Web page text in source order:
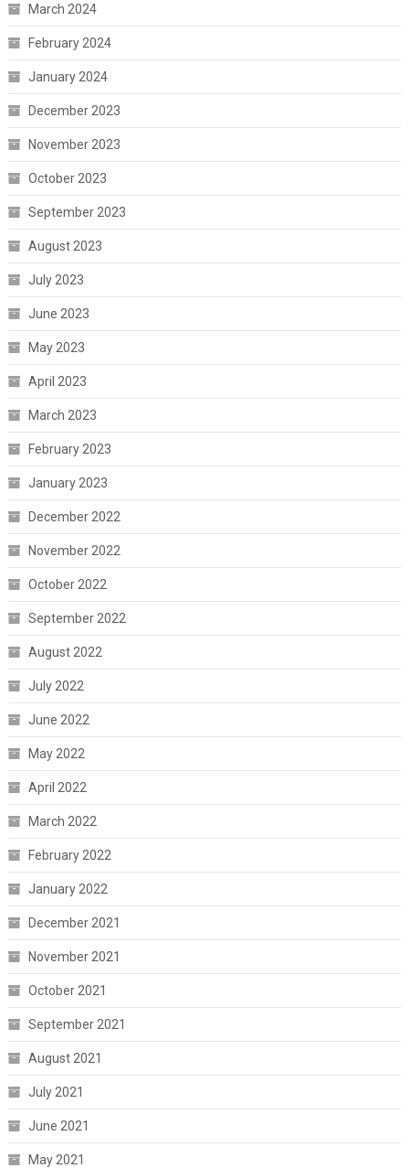
March 2024
February 2024
January 2024
December 2023
November 2023
October 2023
September 2023
August 2023
July 2023
June 2023
May 2023
April 2023
March 2023
February 2023
January 2023
December 2022
November 2022
October 2022
September 2022
August 2022
July 2022
June 2022
May 2022
April 2022
March 2022
February 2022
January 2022
December 2021
November 2021
October 2021
September 2021
August 2021
July 2021
June 2021
May 2021